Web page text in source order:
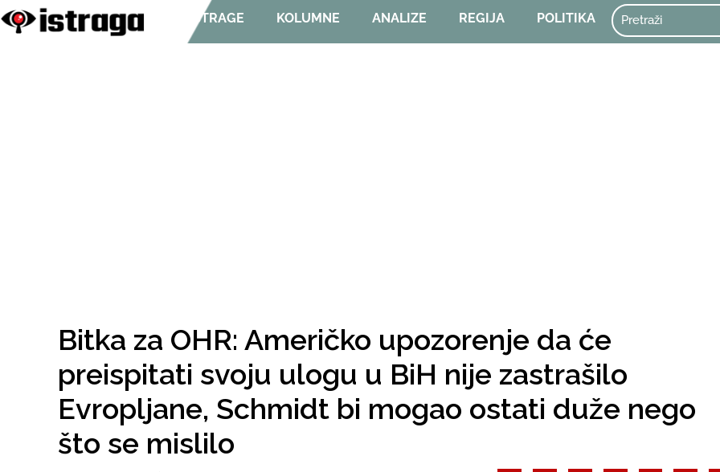
ISTRAGE KOLUMNE ANALIZE REGIJA POLITIKA
Bitka za OHR: Američko upozorenje da će
preispitati svoju ulogu u BiH nije zastrašilo
Evropljane, Schmidt bi mogao ostati duže nego
što se mislilo